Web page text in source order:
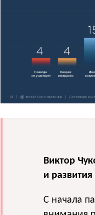
Виктор
и
С начала